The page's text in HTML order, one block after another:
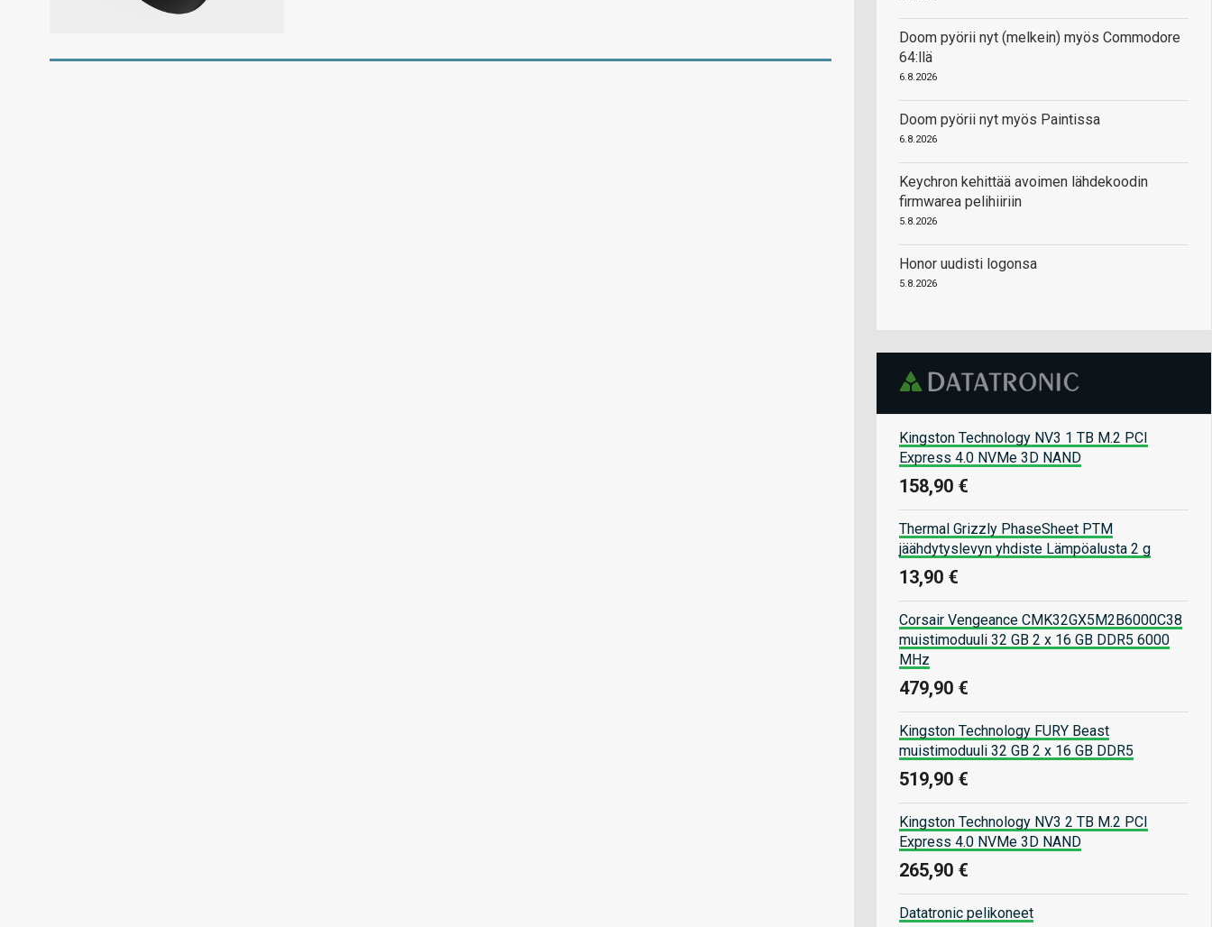
Doom pyörii nyt (melkein) myös Commodore
64:llä
6.8.2026
Doom pyörii nyt myös Paintissa
6.8.2026
Keychron kehittää avoimen lähdekoodin
firmwarea pelihiiriin
5.8.2026
Honor uudisti logonsa
5.8.2026
Kingston Technology NV3 1 TB M.2 PCI
Express 4.0 NVMe 3D NAND
158,90 €
Thermal Grizzly PhaseSheet PTM
jäähdytyslevyn yhdiste Lämpöalusta 2 g
13,90 €
Corsair Vengeance CMK32GX5M2B6000C38
muistimoduuli 32 GB 2 x 16 GB DDR5 6000
MHz
479,90 €
Kingston Technology FURY Beast
muistimoduuli 32 GB 2 x 16 GB DDR5
519,90 €
Kingston Technology NV3 2 TB M.2 PCI
Express 4.0 NVMe 3D NAND
265,90 €
Datatronic pelikoneet